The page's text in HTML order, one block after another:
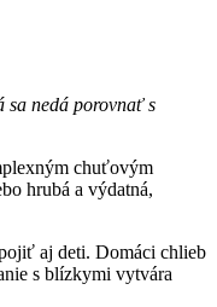
nedá porovnať s
chuťovým
hrubá a výdatná,
aj deti. Domáci chlieb
s blízkymi vytvára